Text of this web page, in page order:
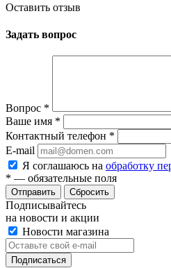
Оставить отзыв
Задать вопрос
Вопрос *
Ваше имя *
Контактный телефон *
E-mail
Я соглашаюсь на обработку
* — обязательные поля
Сбросить
Подписывайтесь
на новости и акции
Новости магазина